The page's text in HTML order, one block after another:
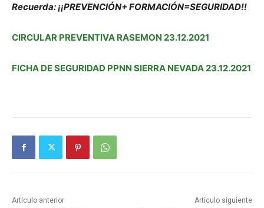
Recuerda: ¡¡PREVENCIÓN+ FORMACIÓN=SEGURIDAD!!
CIRCULAR PREVENTIVA RASEMON 23.12.2021
FICHA DE SEGURIDAD PPNN SIERRA NEVADA 23.12.2021
Artículo anterior Artículo siguiente